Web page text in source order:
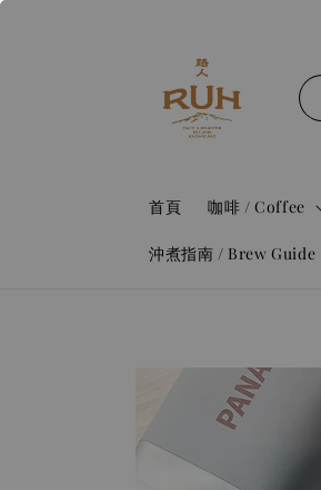
首頁 咖啡 / Coffee
沖煮指南 / Brew Guide